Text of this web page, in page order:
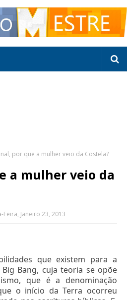
por que a mulher veio da Costela?
a mulher veio da
Feira, Janeiro 23, 2013
que existem para a
Bang, cuja teoria se opõe
que é a denominação
o início da Terra ocorreu